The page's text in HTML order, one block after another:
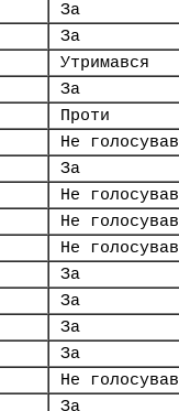
За
За
Утримався
За
Проти
Не голосував
За
Не голосував
Не голосував
Не голосував
За
За
За
За
Не голосував
За